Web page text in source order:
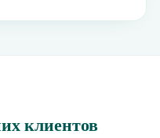
клиентов